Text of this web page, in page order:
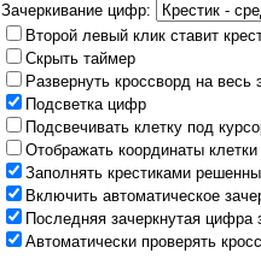
Зачеркивание цифр:
Второй левый клик ставит
Скрыть таймер
Развернуть кроссворд на
Подсветка цифр
Подсвечивать клетку под
Отображать координаты
Заполнять крестиками
Включить автоматическое
Последняя зачеркнутая цифра
Автоматически проверять